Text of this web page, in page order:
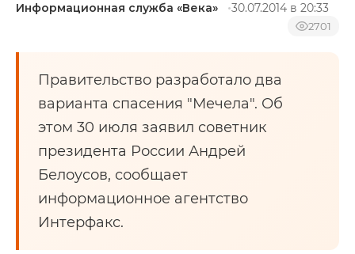
КУЛЬТУРА
НОВОСТИ
Информационная служба «Века» 30.07.2014 в 20:33
2701
Правительство разработало два
варианта спасения "Мечела". Об
этом 30 июля заявил советник
президента России Андрей
Белоусов, сообщает
информационное агентство
Интерфакс.